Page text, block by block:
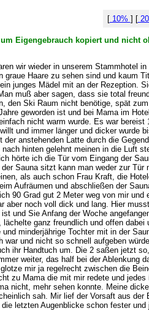
[10% ] [
Eigengebrauch kopiert und
wir wieder in unserem
graue Haare zu sehen sind und
junges Mädel mit an der Rezeption.
muß aber sagen, dass sie total
den Ski Raum nicht benötige, spät
geworden ist und bei Mama im
nicht warm wurde. Es war
und immer länger und dicker
anstehenden Latte durch die
hinten gelehnt meinen in die Luft
hörte ich die Tür vom Eingang der
Sauna sitzt kann man weder zur
als auch schon Frau Kraft, die
Aufräumen und abschließen der
90 Grad gut 2 Meter weg von mir
aber noch voll dick und lang. Hier
und Sie Anfang der Woche
ganz freundlich und offen
minderjährige Tochter mit in der
war und nicht so schnell aufgeben
ihr Handtuch um. Die 2 saßen jetzt
weiter, das half bei der
mir ja regelrecht zwischen die
zu Mama die mit mir redete und
nicht, mehr sehen konnte. Meine
sah. Mir lief der Vorsaft aus
letzten Augenblicke schon fester